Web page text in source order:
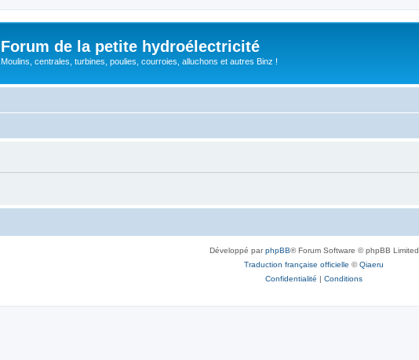
Forum de la petite hydroélectricité
Moulins, centrales, turbines, poulies, courroies, alluchons et autres Binz !
Développé parphpBB® Forum Software © phpBB Limited
Traduction française officielle ©Qiaeru
Confidentialité | Conditions